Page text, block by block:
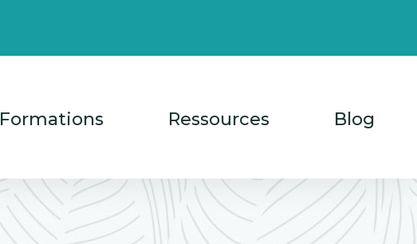
Formations Ressources Blog